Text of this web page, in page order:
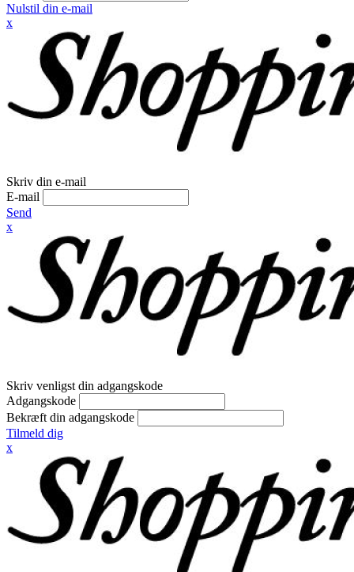
Nulstil din e-mail
x
Skriv din e-mail
E-mail
Send
x
Skriv venligst din adgangskode
Adgangskode
Bekræft din adgangskode
Tilmeld dig
x